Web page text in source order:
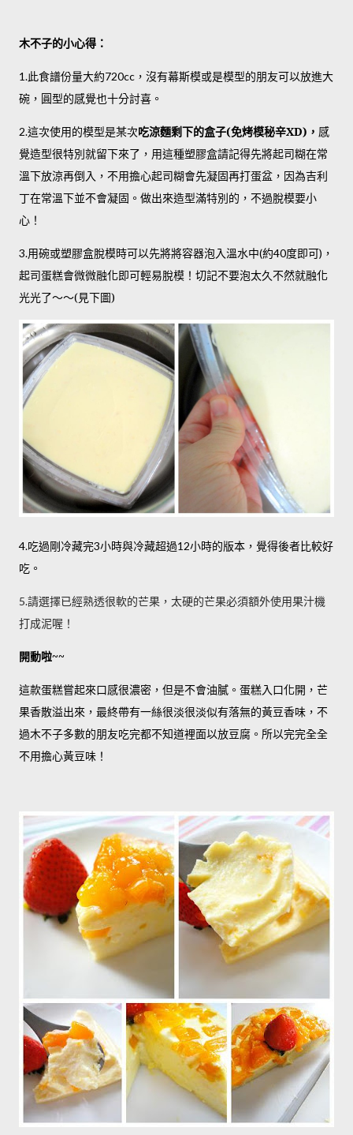
木不子的小心得：
1.此食譜份量大約720cc ，沒有幕斯模或是模型的朋友可以放進大
碗，圓型的感覺也十分討喜。
2.這次使用的模型是某次吃涼麵剩下的盒子(免烤模秘辛XD)， 感
覺造型很特別就留下來了，用這種塑膠盒請記得先將起司糊在常
溫下放涼再倒入，不用擔心起司糊會先凝固再打蛋盆，因為吉利
丁在常溫下並不會凝固。做出來造型滿特別的，不過脫模要小
心！
3.用碗或塑膠盒脫模時可以先將將容器泡入溫水中(約40度即可) ，
起司蛋糕會微微融化即可輕易脫模！切記不要泡太久不然就融化
光光了～～(見下圖)
4.吃過剛冷藏完3小時與冷藏超過12小時的版本，覺得後者比較好
吃。
5.請選擇已經熟透很軟的芒果，太硬的芒果必須額外使用果汁機
打成泥喔！
開動啦~~
這款蛋糕嘗起來口感很濃密，但是不會油膩。蛋糕入口化開，芒
果香散溢出來，最終帶有一絲很淡很淡似有落無的黃豆香味，不
過木不子多數的朋友吃完都不知道裡面以放豆腐。所以完完全全
不用擔心黃豆味！